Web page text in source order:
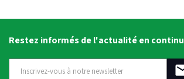
Restez informés de l'actualité en continu